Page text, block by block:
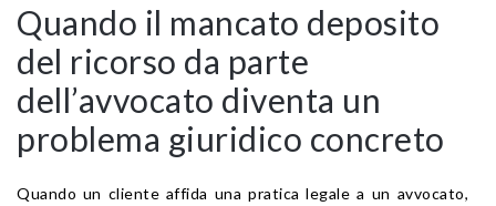
Quando il mancato deposito
del ricorso da parte
dell’avvocato diventa un
problema giuridico concreto
Quando un cliente affida una pratica legale a un avvocato,